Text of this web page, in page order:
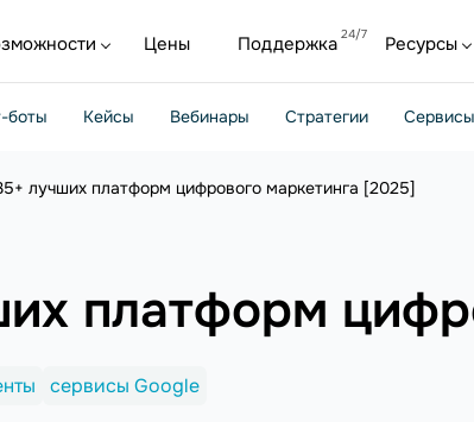
Цены Поддержка Ресурсы
боты Кейсы Вебинары Стратегии Сервисы
лучших платформ цифрового маркетинга [2025]
платформ
сервисы Google